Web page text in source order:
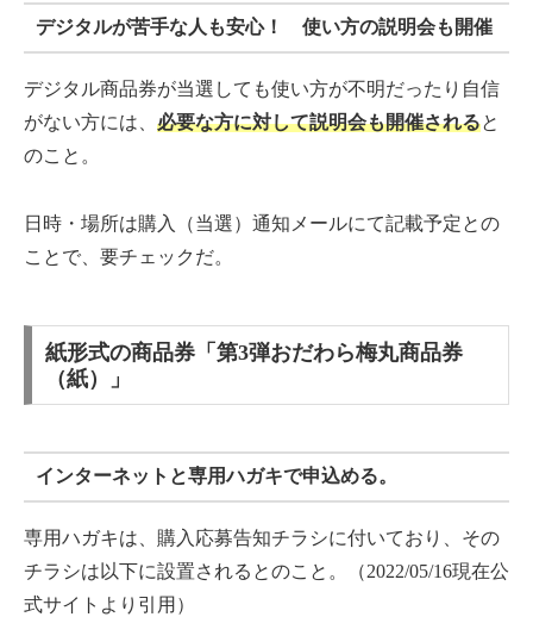
デジタルが苦手な人も安心！ 使い方の説明会も開催
デジタル商品券が当選しても使い方が不明だったり自信
がない方には、 必要な方に対して説明会も開催されると
のこと。
日時・場所は購入（当選）通知メールにて記載予定との
ことで、要チェックだ。
紙形式の商品券「第3弾おだわら梅丸商品券
（紙）」
インターネットと専用ハガキで申込める。
専用ハガキは、購入応募告知チラシに付いており、その
チラシは以下に設置されるとのこと。（2022/05/16現在公
式サイトより引用）